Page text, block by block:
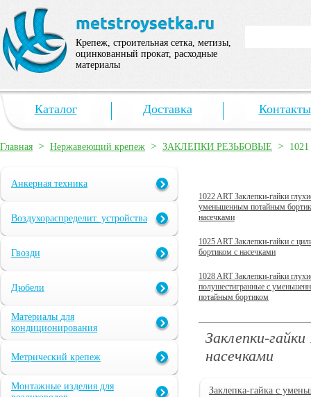
Крепеж, строительная сетка, метизы,
оцинкованный прокат, расходные
материалы
Каталог Доставка Контакты
Главная > Нержавеющий крепеж > ЗАКЛЕПКИ РЕЗЬБОВЫЕ >
Анкерная техника
Воздухораспределит. устройства
Гвозди
Дюбели
Материалы для
кондиционирования
Метрический крепеж
Монтажные изделия для
1022 ART Заклепки-гайки
уменьшенным потайным
насечками
1025 ART Заклепки-гайки с
бортиком с насечками
1028 ART Заклепки-гайки
полушестигранные с
потайным бортиком
Заклепки-
насечками
Заклепка-гайка с